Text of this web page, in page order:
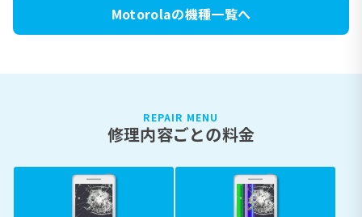
Motorolaの機種一覧へ
REPAIR MENU
修理内容ごとの料金